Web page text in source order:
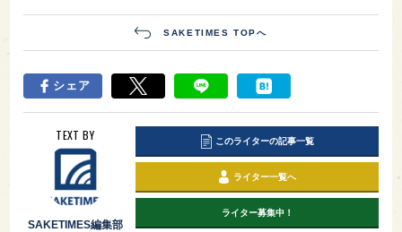
SAKETIMES TOPへ
シェア
TEXT BY
SAKETIMES編集部
このライターの記事一覧
ライター一覧へ
ライター募集中！